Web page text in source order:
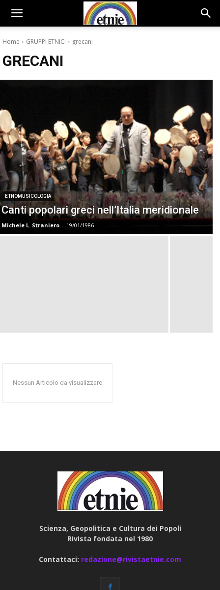
Home GRUPPI ETNICI grecani
GRECANI
ETNOMUSICOLOGIA
Canti popolari greci nell’ltalia meridionale
Michele L. Straniero - 19/01/1986
Nessun Articolo da visualizzare
Scienza, Geopolitica e Cultura dei Popoli
Rivista fondata nel 1980
Contattaci: redazione@rivistaetnie.com